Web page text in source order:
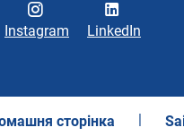
Instagram LinkedIn
сторінка